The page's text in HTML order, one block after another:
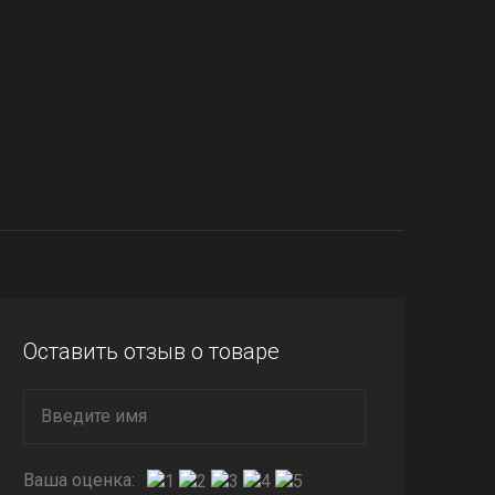
Оставить отзыв о товаре
Ваша оценка: